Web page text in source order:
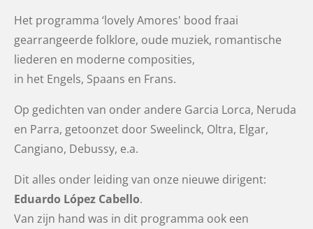
Het programma ‘lovely Amores' bood fraai
gearrangeerde folklore, oude muziek, romantische
liederen en moderne composities,
in het Engels, Spaans en Frans.
Op gedichten van onder andere Garcia Lorca, Neruda
en Parra, getoonzet door Sweelinck, Oltra, Elgar,
Cangiano, Debussy, e.a.
Dit alles onder leiding van onze nieuwe dirigent:
Eduardo López Cabello.
Van zijn hand was in dit programma ook een